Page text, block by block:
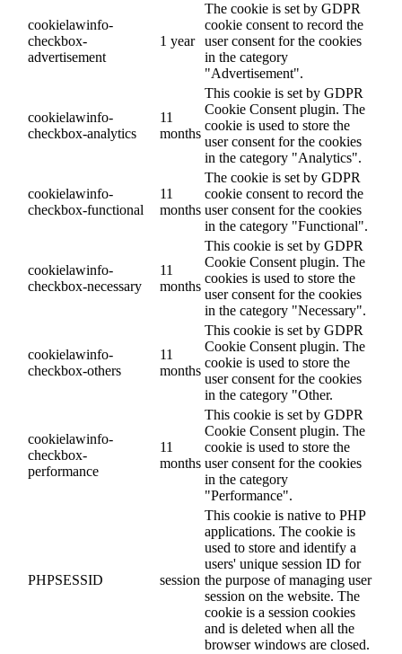
cookielawinfo-
checkbox-
advertisement
1 year
The cookie is set by GDPR
cookie consent to record the
user consent for the cookies
in the category
"Advertisement".
cookielawinfo-
checkbox-analytics
11
months
This cookie is set by GDPR
Cookie Consent plugin. The
cookie is used to store the
user consent for the cookies
in the category "Analytics".
cookielawinfo-
checkbox-functional
11
months
The cookie is set by GDPR
cookie consent to record the
user consent for the cookies
in the category "Functional".
cookielawinfo-
checkbox-necessary
11
months
This cookie is set by GDPR
Cookie Consent plugin. The
cookies is used to store the
user consent for the cookies
in the category "Necessary".
cookielawinfo-
checkbox-others
11
months
This cookie is set by GDPR
Cookie Consent plugin. The
cookie is used to store the
user consent for the cookies
in the category "Other.
cookielawinfo-
checkbox-
performance
11
months
This cookie is set by GDPR
Cookie Consent plugin. The
cookie is used to store the
user consent for the cookies
in the category
"Performance".
PHPSESSID session
This cookie is native to PHP
applications. The cookie is
used to store and identify a
users' unique session ID for
the purpose of managing user
session on the website. The
cookie is a session cookies
and is deleted when all the
browser windows are closed.